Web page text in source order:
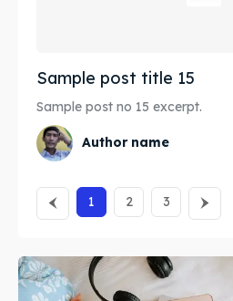
Sample post title 15
Sample post no 15 excerpt.
Author name
1 2 3